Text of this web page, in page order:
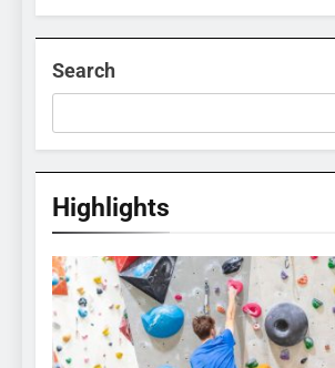
Search
Highlights